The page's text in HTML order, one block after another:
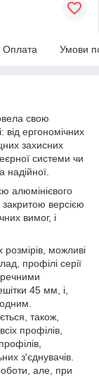
Оплата Умови
свою
від ергономічних
захисних
системи чи
надійної.
алюмінієвого
версією
вимог, і
розмірів, можливі
профілі серії
45 мм, і,
також,
профілів,
з'єднувачів.
але, при